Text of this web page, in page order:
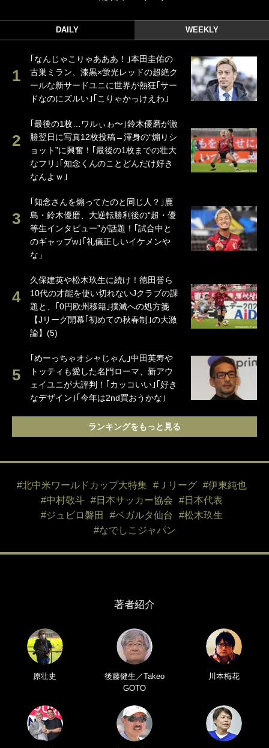
DAILY WEEKLY
｢なんじゃこりゃあああ！｣本田圭佑の
古巣ミラン、漆黒×蛍光レッドの超絶ク
ールな新サードユニに世界が熱狂｢サー
ドなのにズルい｣｢こりゃかっけえわ｣
｢最後の1枚…ワルぃゎ〜｣鈴木優磨が激
勝翌日に写真12枚投稿→渾身の“煽りシ
ョット”に興奮！｢最後の1枚までの壮大
なフリ｣｢知念くんのことどんだけ好き
なんよｗ｣
｢知念さんを煽ってたのと同じ人？｣鹿
島・鈴木優磨、大逆転勝利後の“超・優
等生インタビュー”が話題！｢試合中と
のギャップw｣｢礼儀正しいイケメンや
な」
久保建英や松木玖生に続け！徳田誉ら
10代の才能を使い切れないJクラブの課
題と、｢0円欧州移籍｣撲滅への処方箋
【Jリーグ開幕｢初めての秋春制｣の大激
論】(5)
｢めーっちゃオシャじゃん｣中田英寿や
トッティも愛した名門ローマ、新アウ
ェイユニが大評判！｢カッコいい｣｢好き
なデザイン｣｢今年は2nd買おうかな｣
ランキングをもっと見る
#北中米ワールドカップ大特集 #Ｊリーグ
#伊東純也
#中村敬斗
#日本サッカー協会
#日本代表
#ジュビロ磐田
#ベガルタ仙台
#松木玖生
#なでしこジャパン
著者紹介
原壮史
後藤健生／Takeo
GOTO
川本梅花